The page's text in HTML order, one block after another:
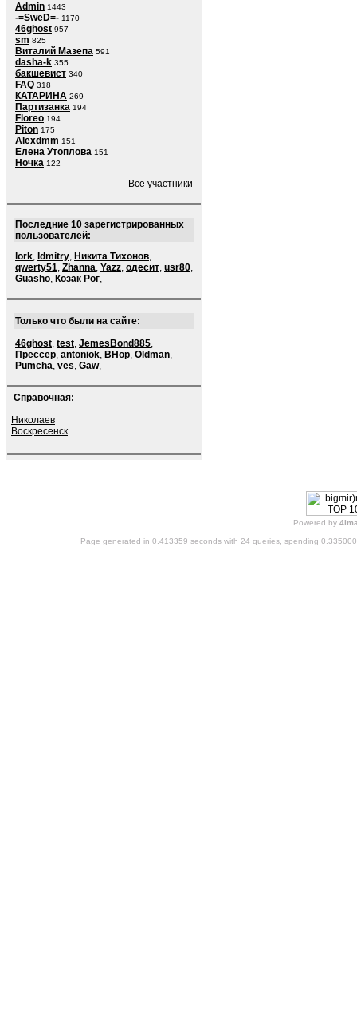
Admin 1443
-=SweD=- 1170
46ghost 957
sm 825
Виталий Мазепа 591
dasha-k 355
бакшевист 340
FAQ 318
КАТАРИНА 269
Партизанка 194
Floreo 194
Piton 175
Alexdmm 151
Елена Утоплова 151
Ночка 122
Все участники
Последние 10 зарегистрированных
пользователей:
lork, ldmitry, Никита Тихонов,
qwerty51, Zhanna, Yazz, одесит, usr80,
Guasho, Козак Рог,
Только что были на сайте:
46ghost, test, JemesBond885,
Прессер, antoniok, BHop, Oldman,
Pumcha, ves, Gaw,
Справочная:
Николаев
Воскресенск
Powered by
Page generated in 0.413359 seconds with 24 queries, spending